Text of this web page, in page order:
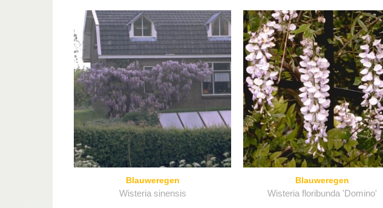
Blauweregen
Wisteria sinensis
Blauweregen
Wisteria floribunda 'Domino'